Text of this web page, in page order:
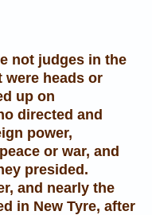
not judges in the
were heads or
up on
directed and
power,
or war, and
presided.
and nearly the
in New Tyre, after